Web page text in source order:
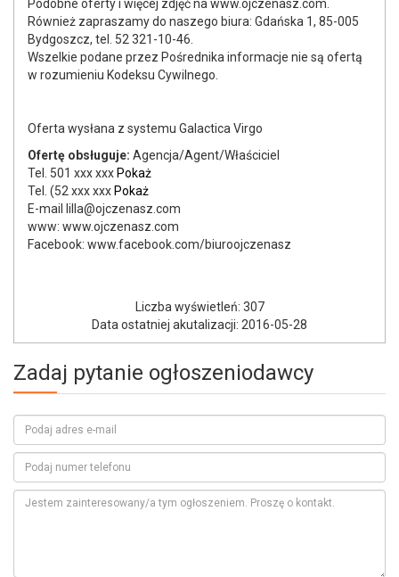
Podobne oferty i więcej zdjęć na www.ojczenasz.com.
Również zapraszamy do naszego biura: Gdańska 1, 85-005
Bydgoszcz‎, tel. 52 321-10-46.
Wszelkie podane przez Pośrednika informacje nie są ofertą
w rozumieniu Kodeksu Cywilnego.
Oferta wysłana z systemu Galactica Virgo
Ofertę obsługuje: Agencja/Agent/Właściciel
Tel. 501 xxx xxx Pokaż
Tel. (52 xxx xxx Pokaż
E-mail lilla@ojczenasz.com
www: www.ojczenasz.com
Facebook: www.facebook.com/biuroojczenasz
Liczba wyświetleń: 307
Data ostatniej akutalizacji: 2016-05-28
Zadaj pytanie ogłoszeniodawcy